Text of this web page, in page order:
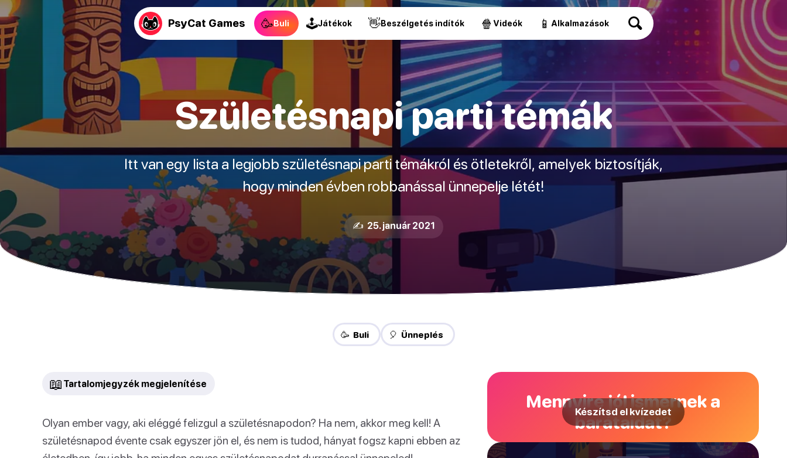
PsyCat Games 🥳Buli 🕹Játékok 👋Beszélgetés indítók 🍿 Videók 📱 Alkalmazások
Születésnapi parti témák
Itt van egy lista a legjobb születésnapi parti témákról és ötletekről, amelyek biztosítják,
hogy minden évben robbanással ünnepelje létét!
✍️ 25. január 2021
🥳 Buli 🎈 Ünneplés
📖 Tartalomjegyzék megjelenítése
Olyan ember vagy, aki eléggé felizgul a születésnapodon? Ha nem, akkor meg kell! A
születésnapod évente csak egyszer jön el, és nem is tudod, hányat fogsz kapni ebben az
Mennyire jól ismernek a
barátaidat?
Készítsd el kvízedet